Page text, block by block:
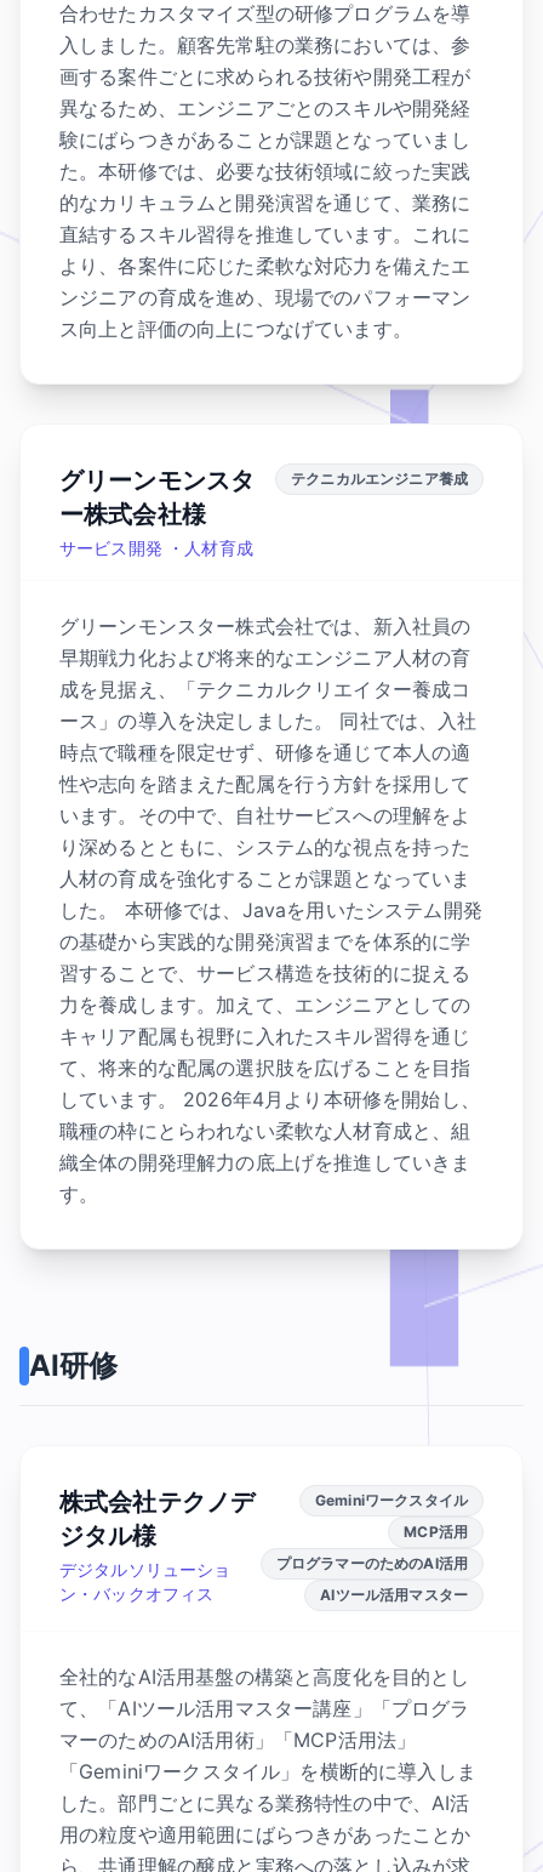
合わせたカスタマイズ型の研修プログラムを導
入しました。顧客先常駐の業務においては、参
画する案件ごとに求められる技術や開発工程が
異なるため、エンジニアごとのスキルや開発経
験にばらつきがあることが課題となっていまし
た。本研修では、必要な技術領域に絞った実践
的なカリキュラムと開発演習を通じて、業務に
直結するスキル習得を推進しています。これに
より、各案件に応じた柔軟な対応力を備えたエ
ンジニアの育成を進め、現場でのパフォーマン
ス向上と評価の向上につなげています。
グリーンモンスタ
ー株式会社様
サービス開発 ・人材育成
テクニカルエンジニア養成
グリーンモンスター株式会社では、新入社員の
早期戦力化および将来的なエンジニア人材の育
成を見据え、「テクニカルクリエイター養成コ
ース」の導入を決定しました。 同社では、入社
時点で職種を限定せず、研修を通じて本人の適
性や志向を踏まえた配属を行う方針を採用して
います。その中で、自社サービスへの理解をよ
り深めるとともに、システム的な視点を持った
人材の育成を強化することが課題となっていま
した。 本研修では、Javaを用いたシステム開発
の基礎から実践的な開発演習までを体系的に学
習することで、サービス構造を技術的に捉える
力を養成します。加えて、エンジニアとしての
キャリア配属も視野に入れたスキル習得を通じ
て、将来的な配属の選択肢を広げることを目指
しています。 2026年4月より本研修を開始し、
職種の枠にとらわれない柔軟な人材育成と、組
織全体の開発理解力の底上げを推進していきま
す。
AI研修
株式会社テクノデ
ジタル様
デジタルソリューショ
ン・バックオフィス
Geminiワークスタイル
MCP活用
プログラマーのためのAI活用
AIツール活用マスター
全社的なAI活用基盤の構築と高度化を目的とし
て、「AIツール活用マスター講座」「プログラ
マーのためのAI活用術」「MCP活用法」
「Geminiワークスタイル」を横断的に導入しま
した。部門ごとに異なる業務特性の中で、AI活
用の粒度や適用範囲にばらつきがあったことか
ら、共通理解の醸成と実務への落とし込みが求